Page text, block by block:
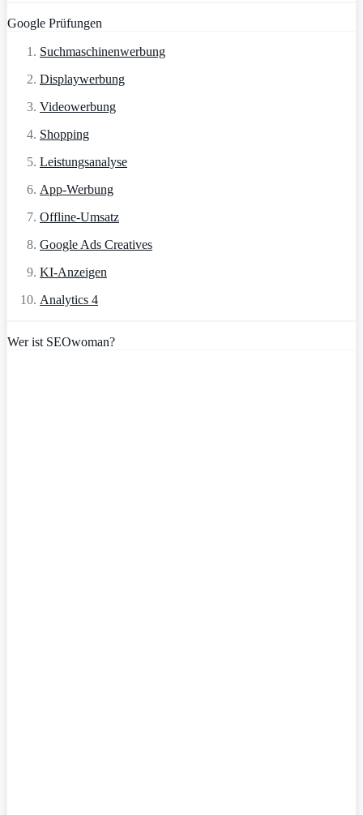
Google Prüfungen
Suchmaschinenwerbung
Displaywerbung
Videowerbung
Shopping
Leistungsanalyse
App-Werbung
Offline-Umsatz
Google Ads Creatives
KI-Anzeigen
Analytics 4
Wer ist SEOwoman?